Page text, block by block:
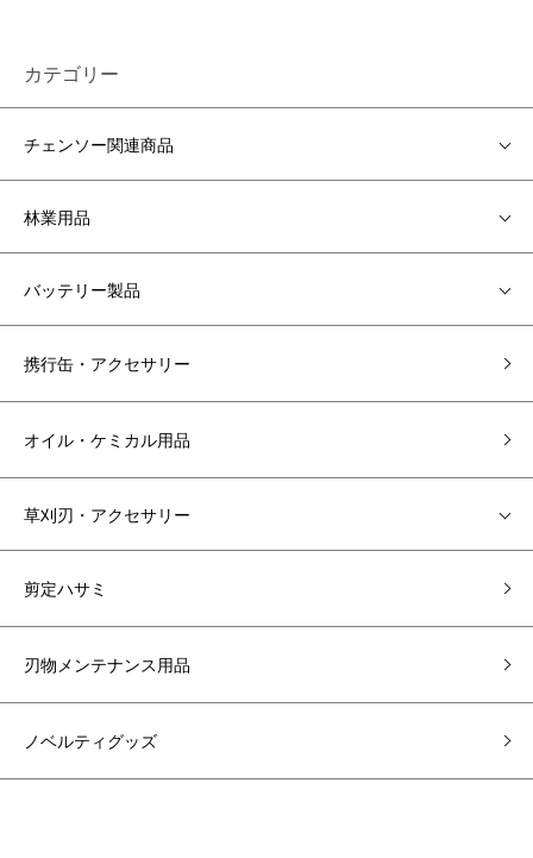
カテゴリー
チェンソー関連商品
林業用品
バッテリー製品
携行缶・アクセサリー
オイル・ケミカル用品
草刈刃・アクセサリー
剪定ハサミ
刃物メンテナンス用品
ノベルティグッズ